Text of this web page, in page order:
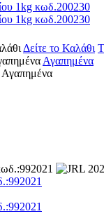
1kg κωδ.200230
1kg κωδ.200230
Δείτε το Καλάθι
Αγαπημένα
Αγαπημένα